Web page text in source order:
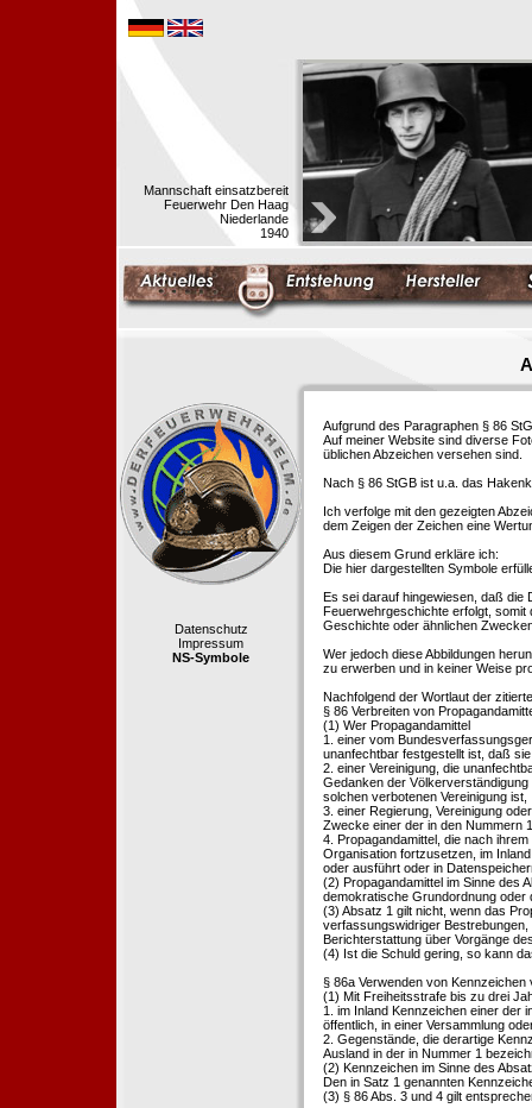
Mannschaft einsatzbereit
Feuerwehr Den Haag
Niederlande
1940
Datenschutz
Impressum
NS-Symbole
Aufgrund des Paragraphen § 86
Auf meiner Website sind diverse
üblichen Abzeichen versehen sind.
Nach § 86 StGB ist u.a. das
Ich verfolge mit den gezeigten
dem Zeigen der Zeichen eine
Aus diesem Grund erkläre ich:
Die hier dargestellten Symbole
Es sei darauf hingewiesen, daß die
Feuerwehrgeschichte erfolgt,
Geschichte oder ähnlichen
Wer jedoch diese Abbildungen
zu erwerben und in keiner Weise
Nachfolgend der Wortlaut der
§ 86 Verbreiten von
(1) Wer Propagandamittel
1. einer vom
unanfechtbar festgestellt ist, daß
2. einer Vereinigung, die
Gedanken der
solchen verbotenen Vereinigung ist,
3. einer Regierung, Vereinigung
Zwecke einer der in den Nummern
4. Propagandamittel, die nach
Organisation fortzusetzen, im
oder ausführt oder in
(2) Propagandamittel im Sinne des
demokratische Grundordnung oder
(3) Absatz 1 gilt nicht, wenn das
verfassungswidriger
Berichterstattung über Vorgänge
(4) Ist die Schuld gering, so kann
§ 86a Verwenden von
(1) Mit Freiheitsstrafe bis zu drei
1. im Inland Kennzeichen einer der
öffentlich, in einer Versammlung
2. Gegenstände, die derartige
Ausland in der in Nummer 1
(2) Kennzeichen im Sinne des
Den in Satz 1 genannten
(3) § 86 Abs. 3 und 4 gilt